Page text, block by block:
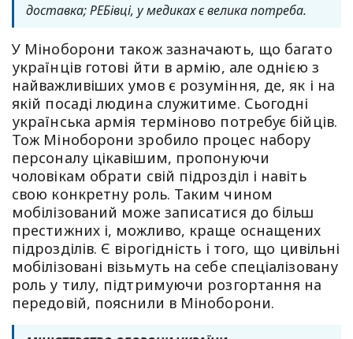
доставка; РЕБівці, у медиках є велика потреба.
У Міноборони також зазначають, що багато
українців готові йти в армію, але однією з
найважливіших умов є розуміння, де, як і на
якій посаді людина служитиме. Сьогодні
українська армія терміново потребує бійців.
Тож Міноборони зробило процес набору
персоналу цікавішим, пропонуючи
чоловікам обрати свій підрозділ і навіть
свою конкретну роль. Таким чином
мобілізований може записатися до більш
престижних і, можливо, краще оснащених
підрозділів. Є вірогідність і того, що цивільні
мобілізовані візьмуть на себе спеціалізовану
роль у тилу, підтримуючи розгортання на
передовій, пояснили в Міноборони.